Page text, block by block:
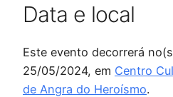
Data e local
Este evento decorrerá
25/05/2024, em Centro
de Angra do Heroísmo.